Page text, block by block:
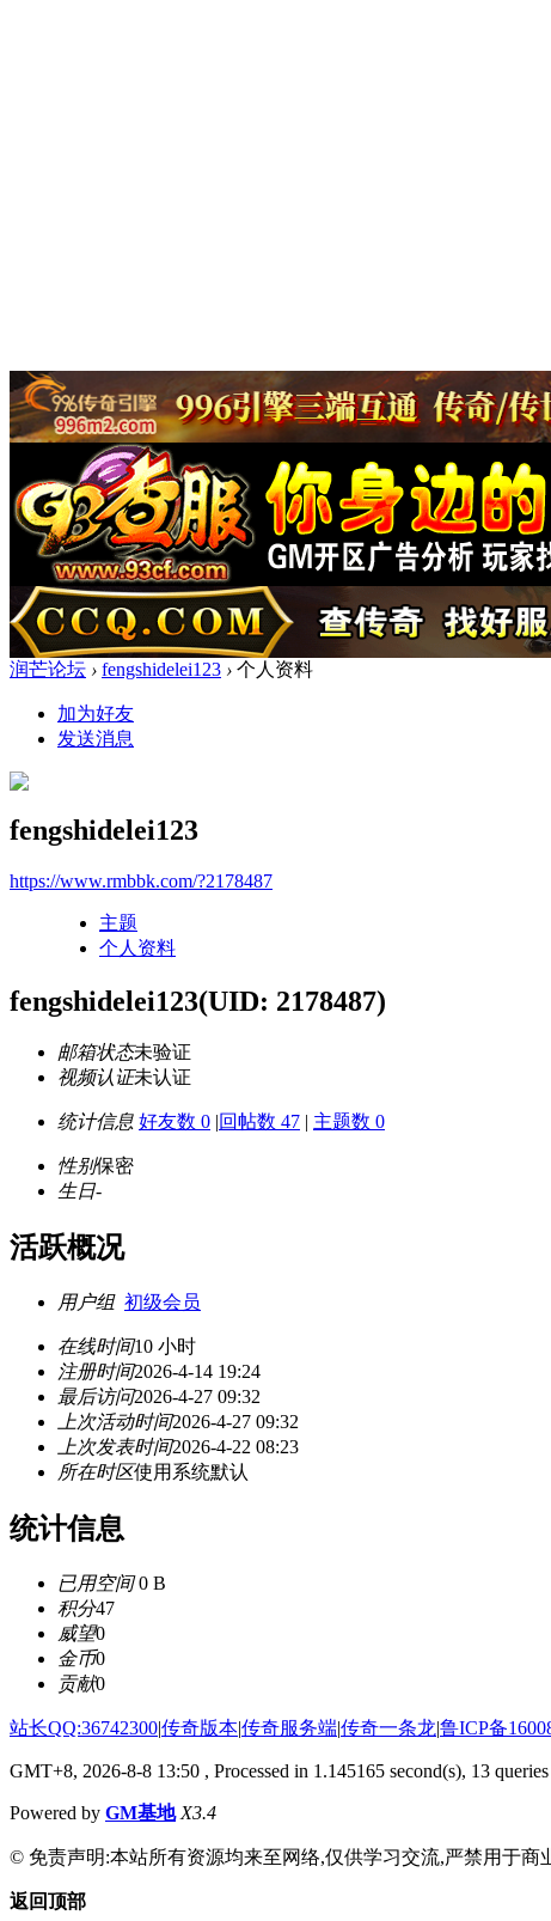
润芒论坛 › fengshidelei123 › 个人资料
加为好友
发送消息
fengshidelei123
https://www.rmbbk.com/?2178487
主题
个人资料
fengshidelei123(UID: 2178487)
邮箱状态未验证
视频认证未认证
统计信息 好友数 0 |回帖数 47 | 主题数 0
性别保密
生日-
活跃概况
用户组 初级会员
在线时间10 小时
注册时间2026-4-14 19:24
最后访问2026-4-27 09:32
上次活动时间2026-4-27 09:32
上次发表时间2026-4-22 08:23
所在时区使用系统默认
统计信息
已用空间0 B
积分47
威望0
金币0
贡献0
站长QQ:36742300|传奇版本|传奇服务端|传奇一条龙|鲁ICP备
GMT+8, 2026-8-8 13:50 , Processed in 1.145165 second(s), 13 queries
Powered by GM基地 X3.4
© 免责声明:本站所有资源均来至网络,仅供学习交流,严禁用于商
返回顶部